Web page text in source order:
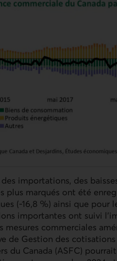
importations, des
plus marqués ont été
(-16,8 %) ainsi que pour
importantes ont suivi
mesures commerciales
de Gestion des
du Canada (ASFC)